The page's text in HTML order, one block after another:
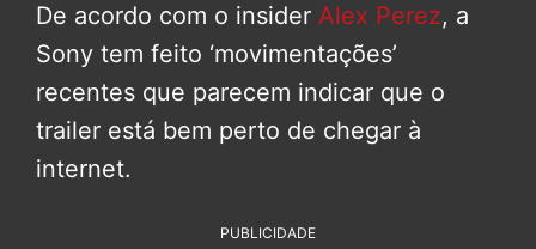
De acordo com o insider Alex Perez, a
Sony tem feito ‘movimentações’
recentes que parecem indicar que o
trailer está bem perto de chegar à
internet.
PUBLICIDADE